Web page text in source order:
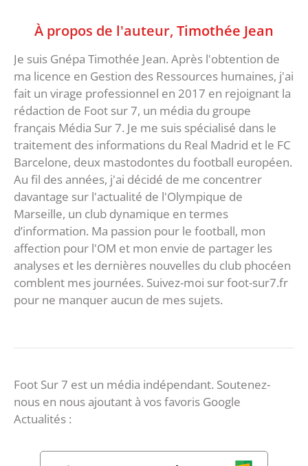
À propos de l'auteur, Timothée Jean
Je suis Gnépa Timothée Jean. Après l'obtention de
ma licence en Gestion des Ressources humaines, j'ai
fait un virage professionnel en 2017 en rejoignant la
rédaction de Foot sur 7, un média du groupe
français Média Sur 7. Je me suis spécialisé dans le
traitement des informations du Real Madrid et le FC
Barcelone, deux mastodontes du football européen.
Au fil des années, j'ai décidé de me concentrer
davantage sur l'actualité de l'Olympique de
Marseille, un club dynamique en termes
d’information. Ma passion pour le football, mon
affection pour l'OM et mon envie de partager les
analyses et les dernières nouvelles du club phocéen
comblent mes journées. Suivez-moi sur foot-sur7.fr
pour ne manquer aucun de mes sujets.
Foot Sur 7 est un média indépendant. Soutenez-
nous en nous ajoutant à vos favoris Google
Actualités :